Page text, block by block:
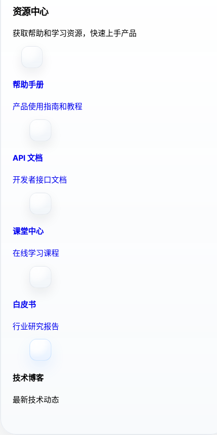
资源中心
获取帮助和学习资源，快速上手产品
帮助手册
产品使用指南和教程
API 文档
开发者接口文档
课堂中心
在线学习课程
白皮书
行业研究报告
技术博客
最新技术动态